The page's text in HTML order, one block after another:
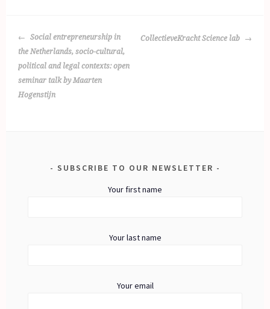
POST
NAVIGATION
Social entrepreneurship in
the Netherlands, socio-cultural,
political and legal contexts: open
seminar talk by Maarten
Hogenstijn
CollectieveKracht Science lab
SUBSCRIBE TO OUR NEWSLETTER
Your first name
Your last name
Your email